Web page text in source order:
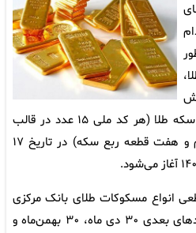
قطعی یک میلیون انواع قطعه سکه طلا (هر کد ملی ۱۵ عدد در قالب
سه قطعه تمام، پنج قطعه نیم و هفت قطعه ربع سکه) در تاریخ ۱۷
انواع مسکوکات طلای بانک مرکزی
از طریق مرکز مبادله با سررسید‌های بعدی ۳۰ دی ماه، ۳۰ بهمن‌ماه و